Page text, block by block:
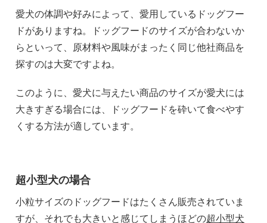
愛犬の体調や好みによって、愛用しているドッグフー
ドがありますね。ドッグフードのサイズが合わないか
らといって、原材料や風味がまったく同じ他社商品を
探すのは大変ですよね。
このように、愛犬に与えたい商品のサイズが愛犬には
大きすぎる場合には、ドッグフードを砕いて食べやす
くする方法が適しています。
超小型犬の場合
小粒サイズのドッグフードはたくさん販売されていま
すが、それでも大きいと感じてしまうほどの超小型犬